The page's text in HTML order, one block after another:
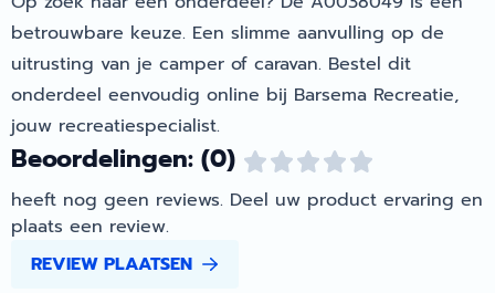
betrouwbare keuze. Een slimme aanvulling op de
uitrusting van je camper of caravan. Bestel dit
onderdeel eenvoudig online bij Barsema Recreatie,
jouw recreatiespecialist.
Beoordelingen: (0)
heeft nog geen reviews. Deel uw product ervaring en
plaats een review.
REVIEW PLAATSEN